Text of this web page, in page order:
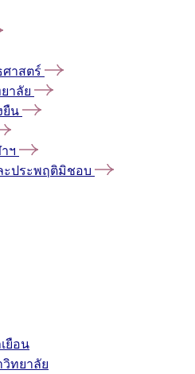
าสตร์
าลัย
ยืน
ฯ
ะประพฤติมิชอบ
ยือน
ทยาลัย